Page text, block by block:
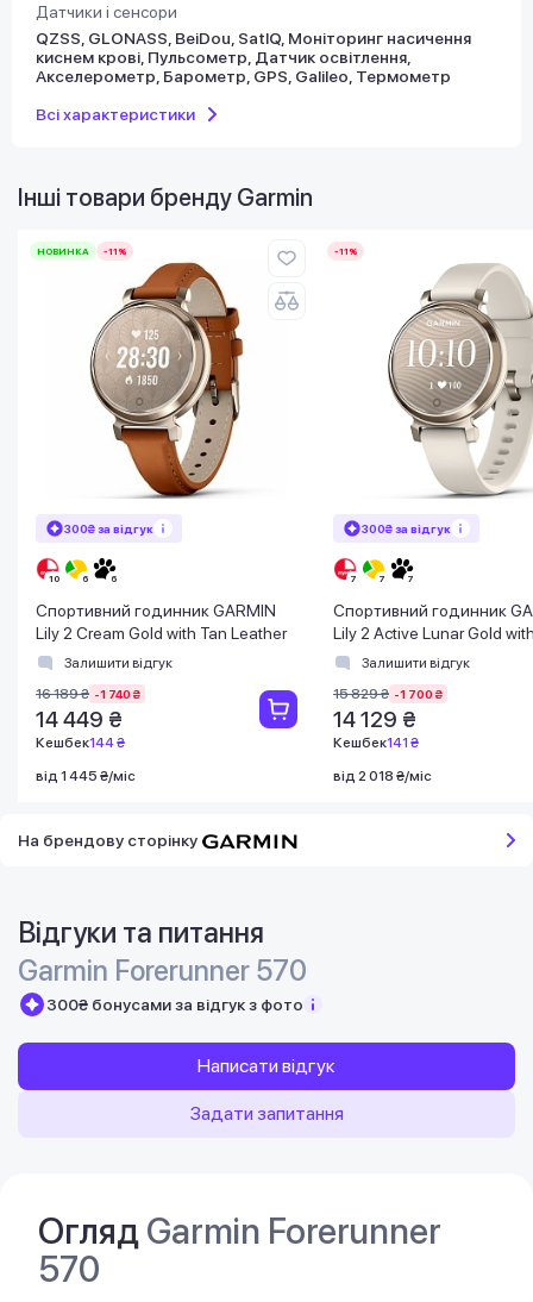
Датчики і сенсори
QZSS, GLONASS, BeiDou, SatIQ, Моніторинг насичення
киснем крові, Пульсометр, Датчик освітлення,
Акселерометр, Барометр, GPS, Galileo, Термометр
Всі характеристики
Інші товари бренду Garmin
НОВИНКА -11%
300₴ за відгук
Спортивний годинник GARMIN
Lily 2 Cream Gold with Tan Leather
Залишити відгук
16 189 ₴ -1 740 ₴
14 449 ₴
Кешбек144 ₴
від 1 445 ₴/міс
-11%
300₴ за відгук
Спортивний годинник
Lily 2 Active Lunar Gold
SiliconeЗалишити відгук
15 829 ₴ -1 700 ₴
14 129 ₴
Кешбек141 ₴
від 2 018 ₴/міс
На брендову сторінку
Відгуки та питання
Garmin Forerunner 570
300₴ бонусами за відгук з фото
Написати відгук
Задати запитання
ОглядGarmin Forerunner
570